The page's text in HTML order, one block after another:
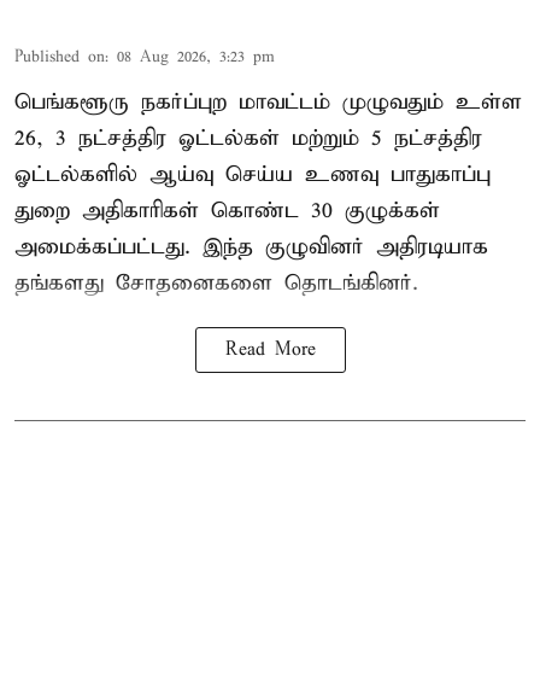
Published on: 08 Aug 2026, 3:23 pm
பெங்களூரு நகர்ப்புற மாவட்டம் முழுவதும் உள்ள
26, 3 நட்சத்திர ஓட்டல்கள் மற்றும் 5 நட்சத்திர
ஓட்டல்களில் ஆய்வு செய்ய உணவு பாதுகாப்பு
துறை அதிகாரிகள் கொண்ட 30 குழுக்கள்
அமைக்கப்பட்டது. இந்த குழுவினர் அதிரடியாக
தங்களது சோதனைகளை தொடங்கினர்.
Read More